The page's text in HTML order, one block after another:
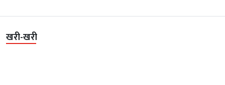
खरी-खरी